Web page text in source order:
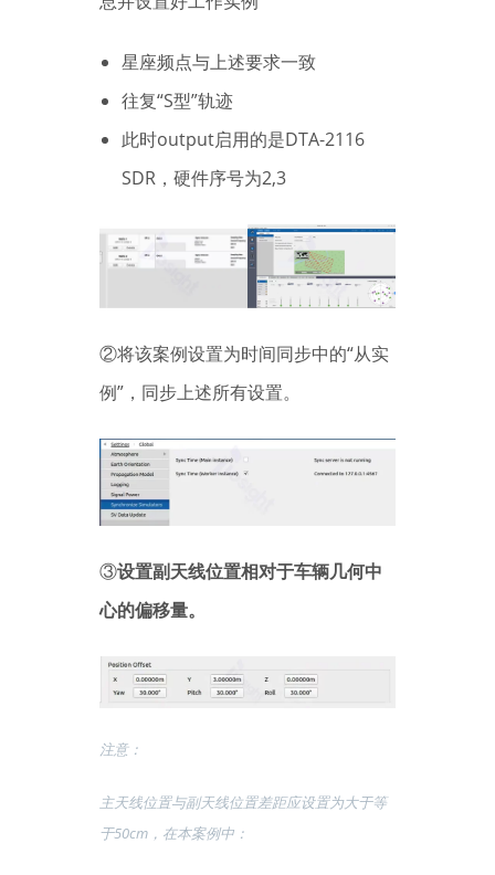
星座频点与上述要求一致
往复“S型”轨迹
此时output启用的是DTA-2116
SDR，硬件序号为2,3
②将该案例设置为时间同步中的“从实
例”，同步上述所有设置。
③设置副天线位置相对于车辆几何中
心的偏移量。
注意：
主天线位置与副天线位置差距应设置为大于等
于50cm，在本案例中：